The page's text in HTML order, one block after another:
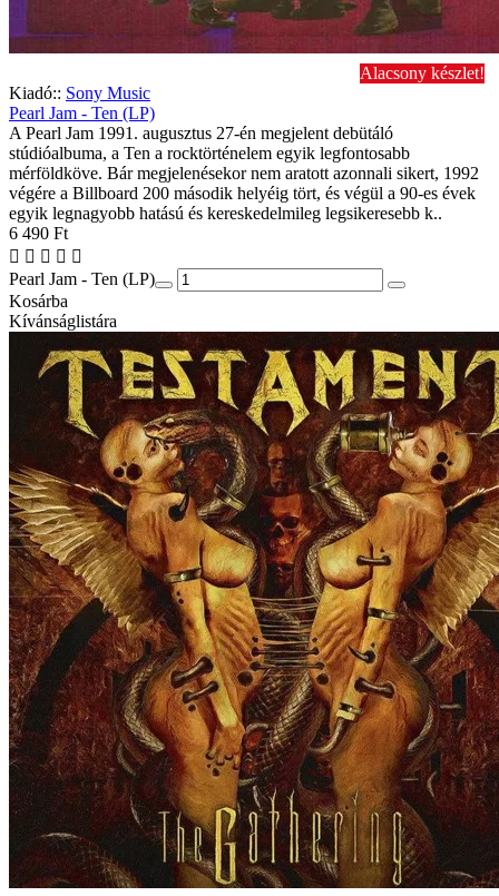
Alacsony készlet!
Kiadó:: Sony Music
Pearl Jam - Ten (LP)
A Pearl Jam 1991. augusztus 27-én megjelent debütáló
stúdióalbuma, a Ten a rocktörténelem egyik legfontosabb
mérföldköve. Bár megjelenésekor nem aratott azonnali sikert, 1992
végére a Billboard 200 második helyéig tört, és végül a 90-es évek
egyik legnagyobb hatású és kereskedelmileg legsikeresebb k..
6 490 Ft
Pearl Jam - Ten (LP)
Kosárba
Kívánságlistára